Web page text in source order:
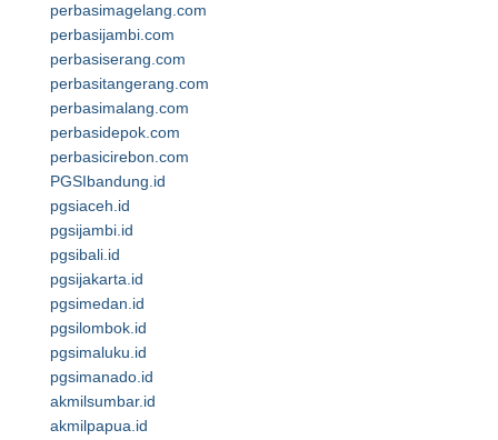
perbasimagelang.com
perbasijambi.com
perbasiserang.com
perbasitangerang.com
perbasimalang.com
perbasidepok.com
perbasicirebon.com
PGSIbandung.id
pgsiaceh.id
pgsijambi.id
pgsibali.id
pgsijakarta.id
pgsimedan.id
pgsilombok.id
pgsimaluku.id
pgsimanado.id
akmilsumbar.id
akmilpapua.id